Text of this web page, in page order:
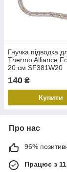
Гнучка підводка
Thermo Alliance
20 см SF381W20
140 ₴
Купити
Про нас
96%
Працює з